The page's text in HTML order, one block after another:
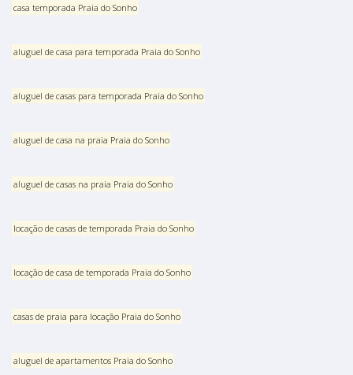
casa temporada Praia do Sonho
aluguel de casa para temporada Praia do Sonho
aluguel de casas para temporada Praia do Sonho
aluguel de casa na praia Praia do Sonho
aluguel de casas na praia Praia do Sonho
locação de casas de temporada Praia do Sonho
locação de casa de temporada Praia do Sonho
casas de praia para locação Praia do Sonho
aluguel de apartamentos Praia do Sonho